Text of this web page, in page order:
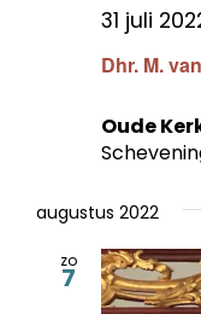
Dhr. M.
31 juli
Oude
augustus 2022
zo
7